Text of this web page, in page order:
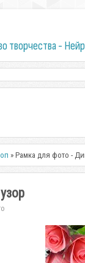
творчества -
» Рамка для фото -